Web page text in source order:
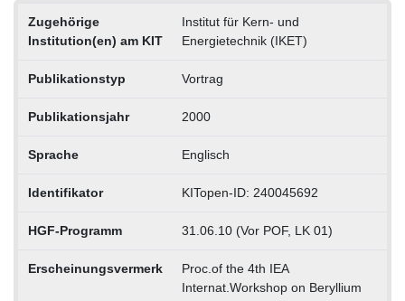
Zugehörige
Institution(en) am KIT
Institut für Kern- und
Energietechnik (IKET)
Publikationstyp Vortrag
Publikationsjahr 2000
Sprache Englisch
Identifikator KITopen-ID: 240045692
HGF-Programm 31.06.10 (Vor POF, LK 01)
Erscheinungsvermerk
Proc.of the 4th IEA
Internat.Workshop on Beryllium